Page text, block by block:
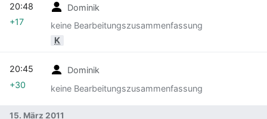
Dominik
keine Bearbeitungszusammenfassung
K
20:48
+17
Dominik
keine Bearbeitungszusammenfassung
20:45
+30
15. März 2011